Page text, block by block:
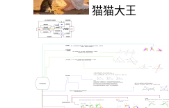
猫猫大王